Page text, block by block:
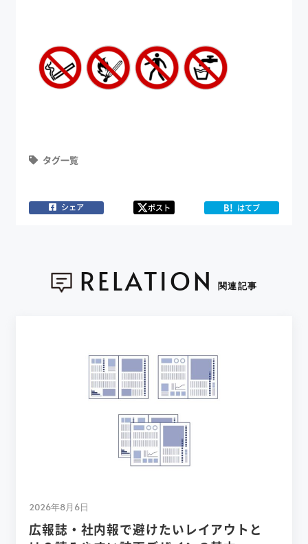
タグ一覧
シェア ポスト B! はてブ
RELATION 関連記事
2026年8月6日
広報誌・社内報で避けたいレイアウトと